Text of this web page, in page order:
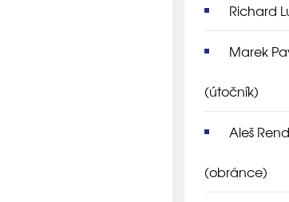
Richard
Marek
(útočník)
Aleš
(obránce)